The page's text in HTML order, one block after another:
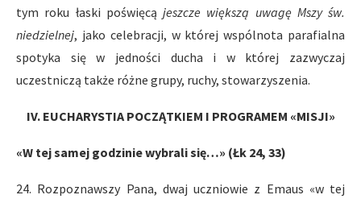
tym roku łaski poświęcą jeszcze większą uwagę Mszy św.
niedzielnej, jako celebracji, w której wspólnota parafialna
spotyka się w jedności ducha i w której zazwyczaj
uczestniczą także różne grupy, ruchy, stowarzyszenia.
IV. EUCHARYSTIA POCZĄTKIEM I PROGRAMEM «MISJI»
«W tej samej godzinie wybrali się…» (Łk 24, 33)
24. Rozpoznawszy Pana, dwaj uczniowie z Emaus «w tej